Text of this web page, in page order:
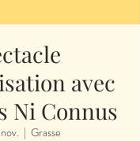
avec
Ni Connus
  |
Grasse